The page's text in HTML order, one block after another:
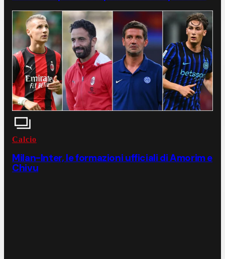
Calcio
Milan-Inter, le formazioni ufficiali di Amorim e
Chivu